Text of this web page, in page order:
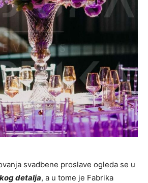
svadbene proslave ogleda se u
detalja, a u tome je Fabrika